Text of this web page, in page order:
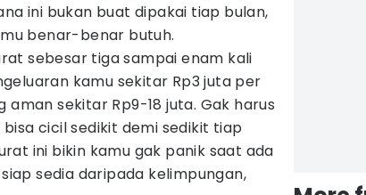
ini bukan buat dipakai tiap bulan,
benar-benar butuh.
sebesar tiga sampai enam kali
kamu sekitar Rp3 juta per
sekitar Rp9-18 juta. Gak harus
cicil sedikit demi sedikit tiap
ini bikin kamu gak panik saat ada
sedia daripada kelimpungan,